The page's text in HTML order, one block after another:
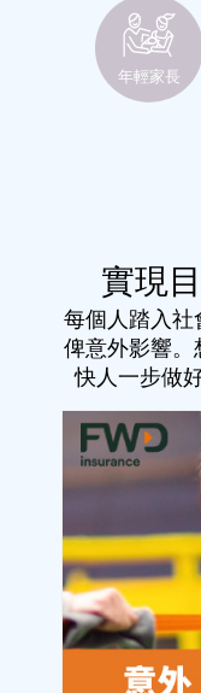
年輕家長
實現
每個人踏入社
俾意外影響。
快人一步做